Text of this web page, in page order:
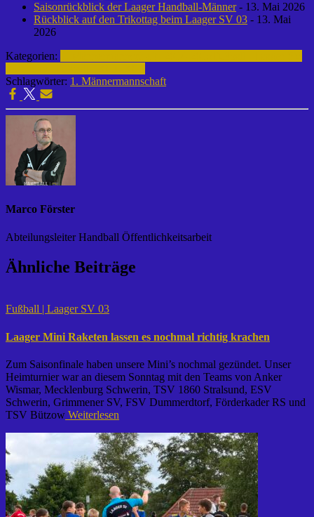
Saisonrückblick der Laager Handball-Männer- 13. Mai 2026
Rückblick auf den Trikottag beim Laager SV 03 - 13. Mai
2026
Kategorien:
Schlagwörter: 1. Männermannschaft
Marco Förster
Abteilungsleiter Handball Öffentlichkeitsarbeit
Ähnliche Beiträge
Fußball | Laager SV 03
Laager Mini Raketen lassen es nochmal richtig krachen
Zum Saisonfinale haben unsere Mini’s nochmal gezündet. Unser
Heimturnier war an diesem Sonntag mit den Teams von Anker
Wismar, Mecklenburg Schwerin, TSV 1860 Stralsund, ESV
Schwerin, Grimmener SV, FSV Dummerdtorf, Förderkader RS und
TSV Bützow Weiterlesen